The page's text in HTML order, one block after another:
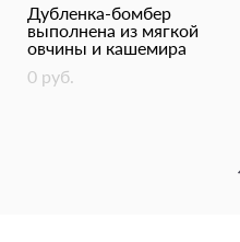
Дубленка-бомбер
выполнена из мягкой
овчины и кашемира
0 pуб.